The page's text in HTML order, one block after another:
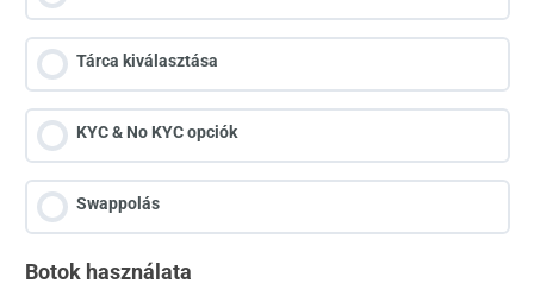
Tárca kiválasztása
KYC & No KYC opciók
Swappolás
Botok használata